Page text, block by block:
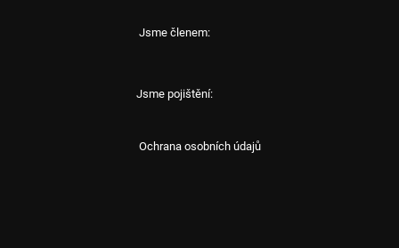
Jsme členem:
Jsme pojištění:
Ochrana osobních údajů